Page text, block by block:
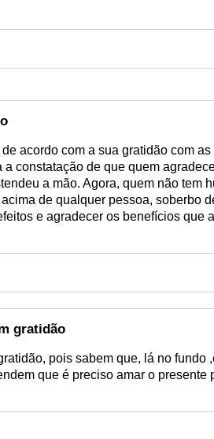
acordo com a sua gratidão com
constatação de que quem
a mão. Agora, quem não tem
de qualquer pessoa, soberbo
e agradecer os benefícios que
gratidão
pois sabem que, lá no fundo
que é preciso amar o presente